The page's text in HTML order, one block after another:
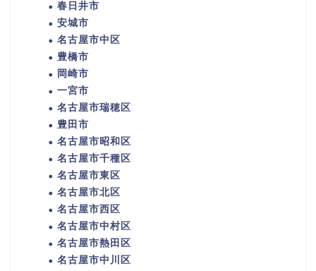
春日井市
安城市
名古屋市中区
豊橋市
岡崎市
一宮市
名古屋市瑞穂区
豊田市
名古屋市昭和区
名古屋市千種区
名古屋市東区
名古屋市北区
名古屋市西区
名古屋市中村区
名古屋市熱田区
名古屋市中川区